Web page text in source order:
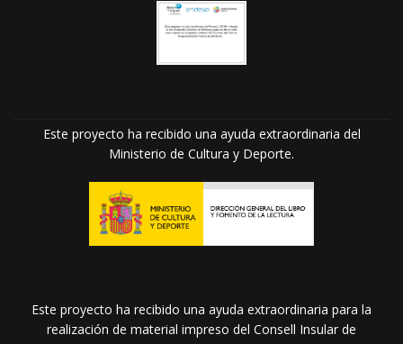
Este proyecto ha recibido una ayuda extraordinaria del
Ministerio de Cultura y Deporte.
Este proyecto ha recibido una ayuda extraordinaria para la
realización de material impreso del Consell Insular de